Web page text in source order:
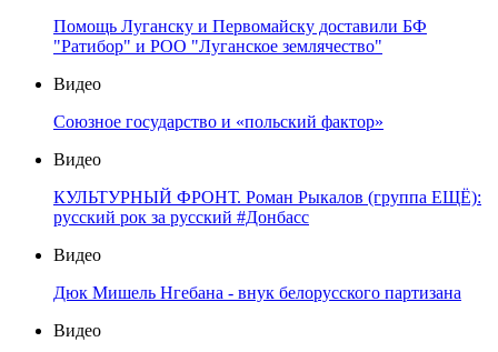
Помощь Луганску и Первомайску доставили БФ
"Ратибор" и РОО "Луганское землячество"
Видео
Союзное государство и «польский фактор»
Видео
КУЛЬТУРНЫЙ ФРОНТ. Роман Рыкалов (группа ЕЩЁ):
русский рок за русский #Донбасс
Видео
Дюк Мишель Нгебана - внук белорусского партизана
Видео